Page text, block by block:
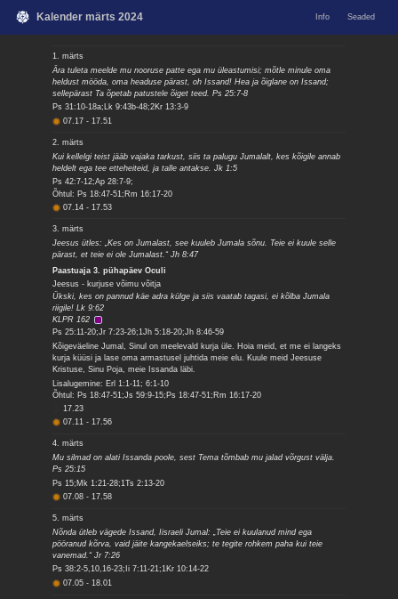
Kalender märts 2024 Info Seaded
1. märts
Ära tuleta meelde mu nooruse patte ega mu üleastumisi; mõtle minule oma
heldust mööda, oma headuse pärast, oh Issand! Hea ja õiglane on Issand;
sellepärast Ta õpetab patustele õiget teed. Ps 25:7-8
Ps 31:10-18a;Lk 9:43b-48;2Kr 13:3-9
07.17-17.51
2. märts
Kui kellelgi teist jääb vajaka tarkust, siis ta palugu Jumalalt, kes kõigile annab
heldelt ega tee etteheiteid, ja talle antakse. Jk 1:5
Ps 42:7-12;Ap 28:7-9;
Õhtul: Ps 18:47-51;Rm 16:17-20
07.14- 17.53
3. märts
Jeesus ütles: „Kes on Jumalast, see kuuleb Jumala sõnu. Teie ei kuule selle
pärast, et teie ei ole Jumalast.“ Jh 8:47
Paastuaja 3. pühapäev Oculi
Jeesus - kurjuse võimu võitja
Ükski, kes on pannud käe adra külge ja siis vaatab tagasi, ei kõlba Jumala
riigile! Lk 9:62
KLPR 162
Ps 25:11-20;Jr 7:23-26;1Jh 5:18-20;Jh 8:46-59
Kõigeväeline Jumal, Sinul on meelevald kurja üle. Hoia meid, et me ei langeks
kurja küüsi ja lase oma armastusel juhtida meie elu. Kuule meid Jeesuse
Kristuse, Sinu Poja, meie Issanda läbi.
Lisalugemine: Erl 1:1-11; 6:1-10
Õhtul: Ps 18:47-51;Js 59:9-15;Ps 18:47-51;Rm 16:17-20
17.23
07.11-17.56
4. märts
Mu silmad on alati Issanda poole, sest Tema tõmbab mu jalad võrgust välja.
Ps 25:15
Ps 15;Mk 1:21-28;1Ts 2:13-20
07.08-17.58
5. märts
Nõnda ütleb vägede Issand, Iisraeli Jumal: „Teie ei kuulanud mind ega
pööranud kõrva, vaid jäite kangekaelseiks; te tegite rohkem paha kui teie
vanemad.“ Jr 7:26
Ps 38:2-5,10,16-23;Ii 7:11-21;1Kr 10:14-22
07.05-18.01